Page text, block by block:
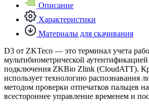
Описание
Характеристики
Материалы для скачивания
D3 от ZKTeco — это терминал учета
мультибиометрической
подключения ZKBio Zlink (CloudATT).
использует технологию распознавания
методом проверки отпечатков пальцев
всестороннее управление временем и